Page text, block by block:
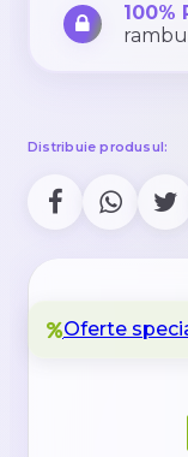
100%
Distribuie produsul:
Oferte